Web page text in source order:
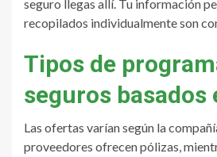
seguro llegas allí. Tu información
recopilados individualmente son
Tipos de
seguros basados
Las ofertas varían según la
proveedores ofrecen pólizas,